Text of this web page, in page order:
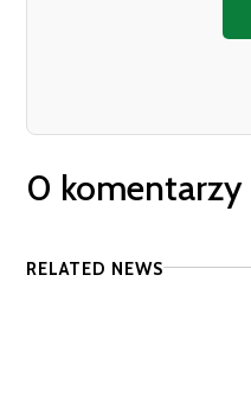
0 komentarzy
RELATED NEWS